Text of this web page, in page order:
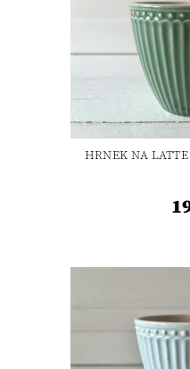
HRNEK NA